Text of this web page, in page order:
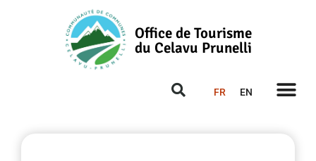
Office de Tourisme
du Celavu Prunelli
FR EN